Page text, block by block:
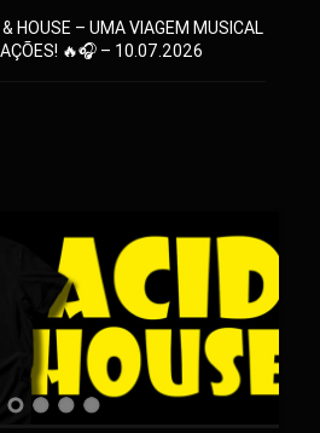
HOUSE – UMA VIAGEM MUSICAL
🔥🎧 – 10.07.2026